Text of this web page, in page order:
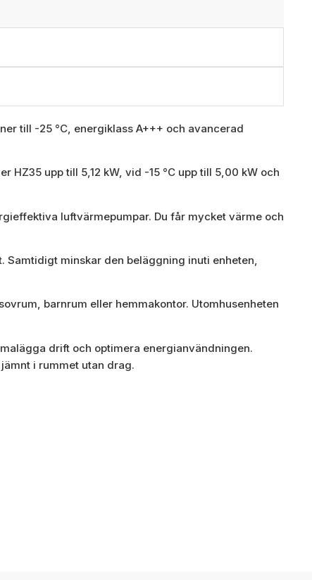
till -25 °C, energiklass A+++ och avancerad
upp till 5,12 kW, vid -15 °C upp till 5,00 kW och
luftvärmepumpar. Du får mycket värme och
Samtidigt minskar den beläggning inuti enheten,
barnrum eller hemmakontor. Utomhusenheten
drift och optimera energianvändningen.
i rummet utan drag.